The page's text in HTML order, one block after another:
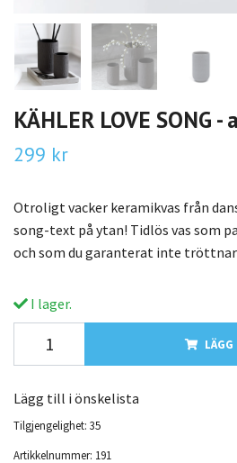
KÄHLER LOVE SONG
299 kr
Otroligt vacker keramikvas från
song-text på ytan! Tidlös vas som
och som du garanterat inte tröttnar
I lager.
LÄGG
Lägg till i önskelista
Tilgjengelighet: 35
Artikkelnummer: 191